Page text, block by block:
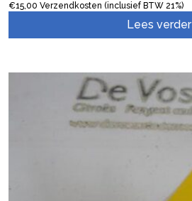
€15,00 Verzendkosten (inclusief BTW 21%)
Lees verder